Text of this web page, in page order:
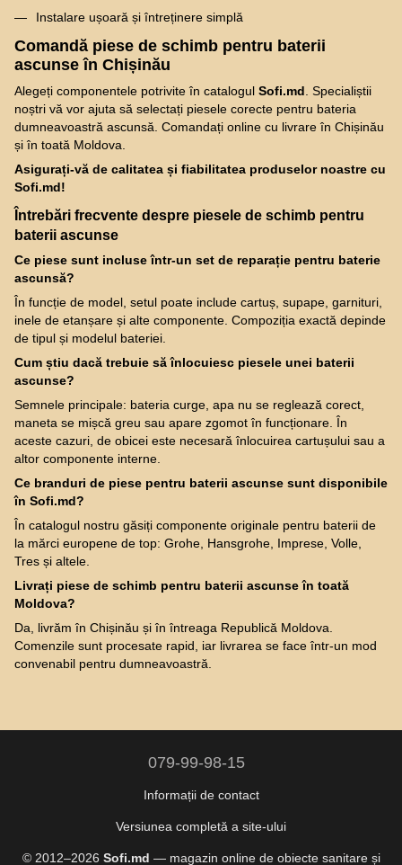
Instalare ușoară și întreținere simplă
Comandă piese de schimb pentru baterii
ascunse în Chișinău
Alegeți componentele potrivite în catalogul Sofi.md . Specialiștii
noștri vă vor ajuta să selectați piesele corecte pentru bateria
dumneavoastră ascunsă. Comandați online cu livrare în Chișinău
și în toată Moldova.
Asigurați-vă de calitatea și fiabilitatea produselor noastre cu
Sofi.md!
Întrebări frecvente despre piesele de schimb pentru
baterii ascunse
Ce piese sunt incluse într-un set de reparație pentru baterie
ascunsă?
În funcție de model, setul poate include cartuș, supape, garnituri,
inele de etanșare și alte componente. Compoziția exactă depinde
de tipul și modelul bateriei.
Cum știu dacă trebuie să înlocuiesc piesele unei baterii
ascunse?
Semnele principale: bateria curge, apa nu se reglează corect,
maneta se mișcă greu sau apare zgomot în funcționare. În
aceste cazuri, de obicei este necesară înlocuirea cartușului sau a
altor componente interne.
Ce branduri de piese pentru baterii ascunse sunt disponibile
în Sofi.md?
În catalogul nostru găsiți componente originale pentru baterii de
la mărci europene de top: Grohe, Hansgrohe, Imprese, Volle,
Tres și altele.
Livrați piese de schimb pentru baterii ascunse în toată
Moldova?
Da, livrăm în Chișinău și în întreaga Republică Moldova.
Comenzile sunt procesate rapid, iar livrarea se face într-un mod
convenabil pentru dumneavoastră.
079-99-98-15
Informații de contact
Versiunea completă a site-ului
© 2012–2026 Sofi.md — magazin online de obiecte sanitare și